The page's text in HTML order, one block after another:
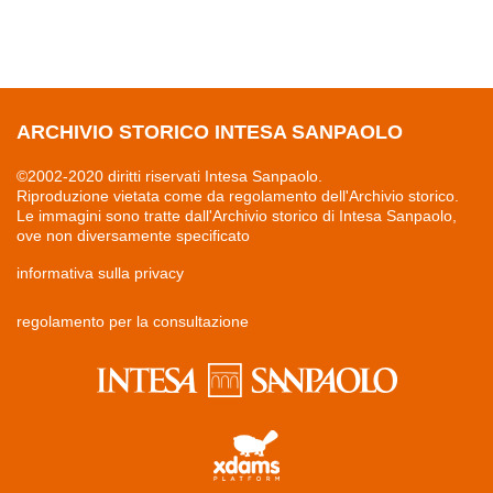
ARCHIVIO STORICO INTESA SANPAOLO
©2002-2020 diritti riservati Intesa Sanpaolo.
Riproduzione vietata come da regolamento dell'Archivio storico.
Le immagini sono tratte dall'Archivio storico di Intesa Sanpaolo,
ove non diversamente specificato
informativa sulla privacy
regolamento per la consultazione